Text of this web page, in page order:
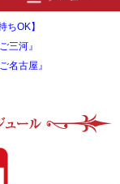
ちOK】
三河』
名古屋』